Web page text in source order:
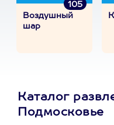
105
Воздушный
шар
Каталог
Подмосковье